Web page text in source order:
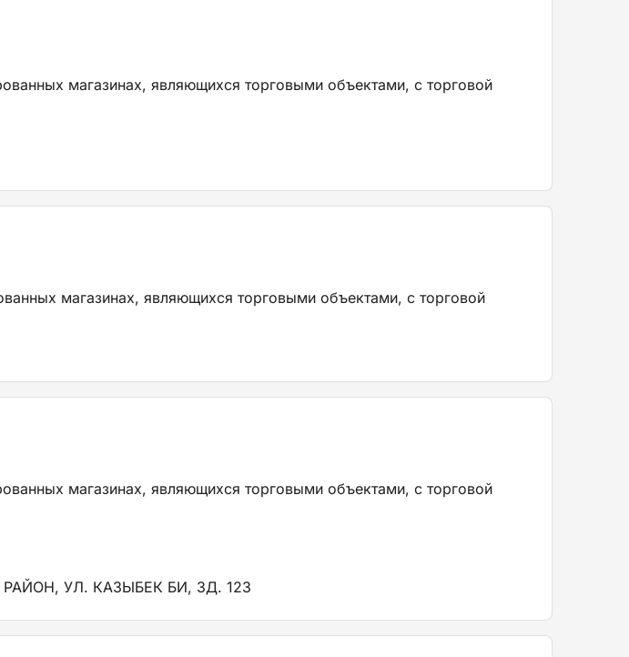
магазинах, являющихся торговыми объектами, с торговой
магазинах, являющихся торговыми объектами, с торговой
магазинах, являющихся торговыми объектами, с торговой
УЛ. КАЗЫБЕК БИ, ЗД. 123